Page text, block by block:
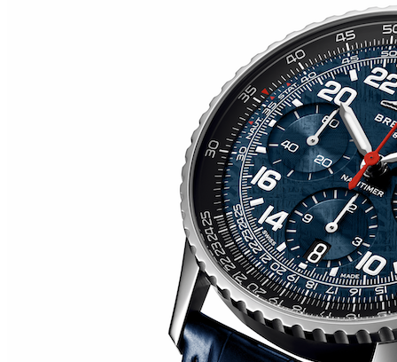
RM O7-01 COLOURED CERAMICS 2026 de RICHARD